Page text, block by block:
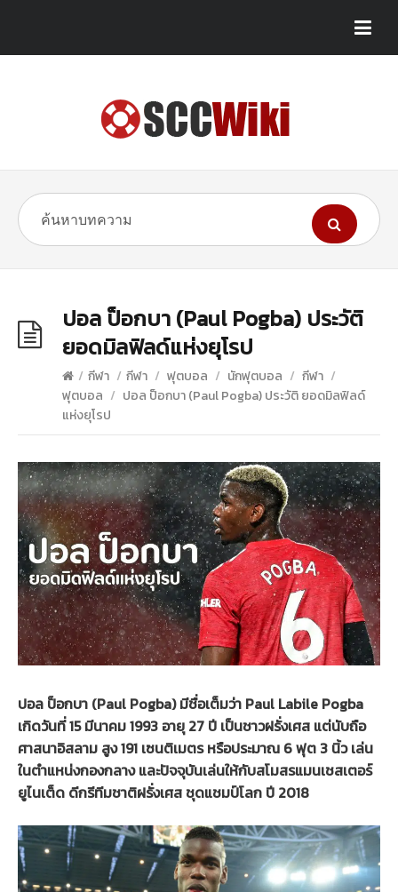
ปอล ป็อกบา (Paul Pogba) ประวัติ
ยอดมิลฟิลด์แห่งยุโรป
/ กีฬา / กีฬา / ฟุตบอล / นักฟุตบอล / กีฬา /
ฟุตบอล / ปอล ป็อกบา (Paul Pogba) ประวัติ ยอดมิลฟิลด์
แห่งยุโรป
ปอล ป็อกบา (Paul Pogba) มีชื่อเต็มว่า Paul Labile Pogba
เกิดวันที่ 15 มีนาคม 1993 อายุ 27 ปี เป็นชาวฝรั่งเศส แต่นับถือ
ศาสนาอิสลาม สูง 191 เซนติเมตร หรือประมาณ 6 ฟุต 3 นิ้ว เล่น
ในตำแหน่งกองกลาง และปัจจุบันเล่นให้กับสโมสรแมนเชสเตอร์
ยูไนเต็ด ดีกรีทีมชาติฝรั่งเศส ชุดแชมป์โลก ปี 2018